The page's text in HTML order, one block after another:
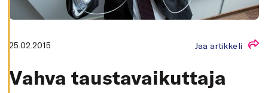
I
Y
25.02.2015 Jaa artikkeli
Vahva taustavaikuttaja